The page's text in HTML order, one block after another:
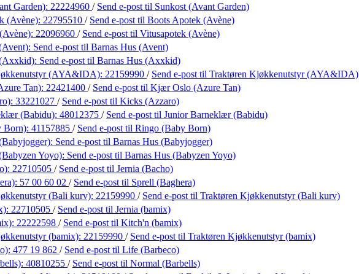
Garden): 22224960 / Send e-post til Sunkost (Avant Garden)
(Avène): 22795510 / Send e-post til Boots Apotek (Avène)
22096960 / Send e-post til Vitusapotek (Avène)
Send e-post til Barnas Hus (Avent)
Send e-post til Barnas Hus (Axxkid)
(AYA&IDA): 22159990 / Send e-post til Traktøren Kjøkkenutstyr (AYA&IDA)
Tan): 22421400 / Send e-post til Kjær Oslo (Azure Tan)
33221027 / Send e-post til Kicks (Azzaro)
(Babidu): 48012375 / Send e-post til Junior Barneklær (Babidu)
Born): 41157885 / Send e-post til Ringo (Baby Born)
Send e-post til Barnas Hus (Babyjogger)
Yoyo): Send e-post til Barnas Hus (Babyzen Yoyo)
22710505 / Send e-post til Jernia (Bacho)
57 00 60 02 / Send e-post til Sprell (Baghera)
(Bali kurv): 22159990 / Send e-post til Traktøren Kjøkkenutstyr (Bali kurv)
22710505 / Send e-post til Jernia (bamix)
22222598 / Send e-post til Kitch'n (bamix)
(bamix): 22159990 / Send e-post til Traktøren Kjøkkenutstyr (bamix)
477 19 862 / Send e-post til Life (Barbeco)
40810255 / Send e-post til Normal (Barbells)